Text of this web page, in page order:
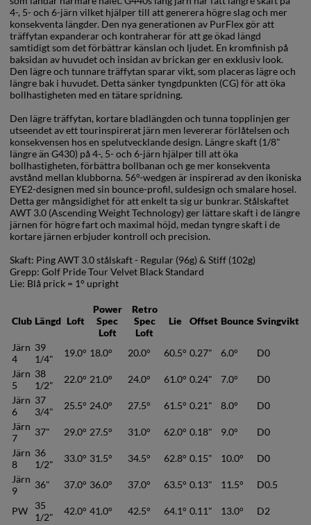
4-, 5- och 6-järn vilket hjälper till att generera högre slag och mer
konsekventa längder. Den nya generationen av PurFlex gör att
träffytan expanderar och kontraherar för att ge ökad längd
samtidigt som det förbättrar känslan och ljudet. En kromfinish på
baksidan av huvudet och insidan av brickan ger en exklusiv look.
Den lägre och tunnare träffytan sparar vikt, som placeras lägre och
längre bak i huvudet. Detta sänker tyngdpunkten (CG) för att öka
bollhastigheten med en tätare spridning.
Den lägre träffytan, kortare bladlängden och tunna topplinjen ger
utseendet av ett tourinspirerat järn men levererar förlåtelsen och
konsekvensen hos en spelutvecklande design. Längre skaft (1/8"
längre än G430) på 4-, 5- och 6-järn hjälper till att öka
bollhastigheten, förbättra bollbanan och ge mer konsekventa
avstånd mellan klubborna. 56°-wedgen är inspirerad av den ikoniska
EYE2-designen med sin bounce-profil, suldesign och smalare hosel.
Detta ger mångsidighet för att enkelt ta sig ur bunkrar. Stålskaftet
AWT 3.0 (Ascending Weight Technology) ger lättare skaft i de längre
järnen för högre fart och maximal höjd, medan tyngre skaft i de
kortare järnen erbjuder kontroll och precision.
Skaft: Ping AWT 3.0 stålskaft - Regular (96g) & Stiff (102g)
Grepp: Golf Pride Tour Velvet Black Standard
Lie: Blå prick = 1° upright
Club Längd Loft
Power
Spec
Loft
Retro
Spec
Loft
Lie Offset Bounce Svingvikt
Järn
4
39
1/4"
19.0° 18.0° 20.0° 60.5° 0.27" 6.0°
D0
Järn
5
38
1/2"
22.0° 21.0° 24.0° 61.0° 0.24" 7.0°
D0
Järn
6
37
3/4"
25.5° 24.0° 27.5° 61.5° 0.21" 8.0°
D0
Järn
7
37" 29.0° 27.5° 31.0° 62.0° 0.18" 9.0°
D0
Järn
8
36
1/2"
33.0° 31.5° 34.5° 62.8° 0.15" 10.0°
D0
Järn
9
36" 37.0° 36.0° 37.0° 63.5° 0.13" 11.5° D0.5
PW
35
1/2"
42.0° 41.0° 42.5° 64.1° 0.11" 13.0° D2